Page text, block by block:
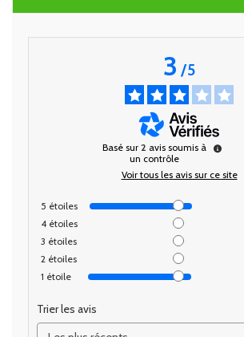
3/5
Basé sur 2 avis soumis à
un contrôle
Voir tous les avis sur ce site
5 étoiles
4 étoiles
3 étoiles
2 étoiles
1 étoile
Trier les avis